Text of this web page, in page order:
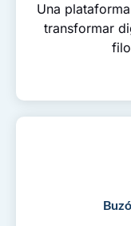
Una
transformar